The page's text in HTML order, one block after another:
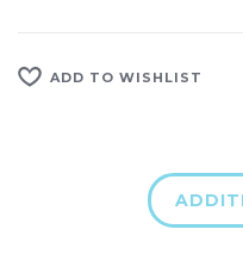
ADD TO WISHLIST